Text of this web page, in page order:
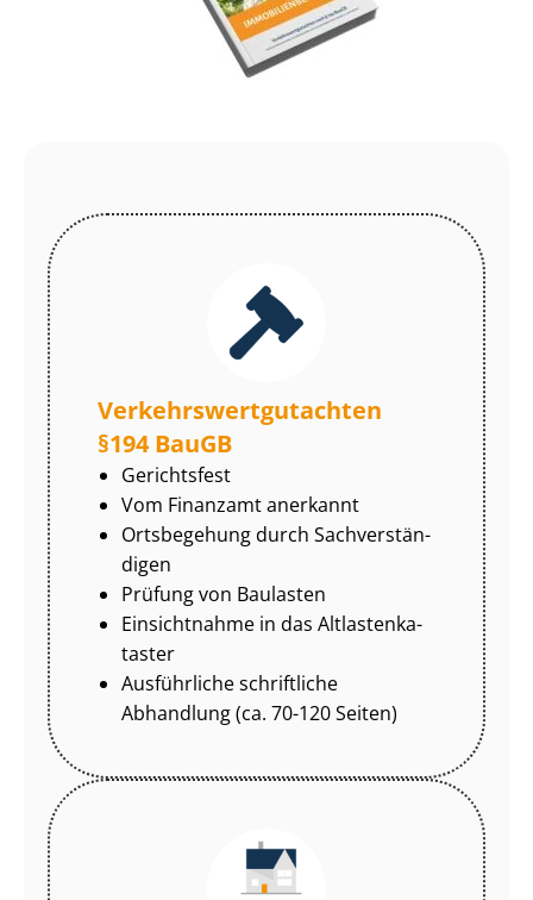
Ver­kehrs­wert­gut­ach­ten
§194 BauGB
Gerichtsfest
Vom Finanzamt anerkannt
Ortsbegehung durch Sach­ver­stän­
di­gen
Prüfung von Baulasten
Einsichtnahme in das Alt­las­ten­ka­
tas­ter
Ausführliche schriftliche
Abhandlung (ca. 70-120 Seiten)